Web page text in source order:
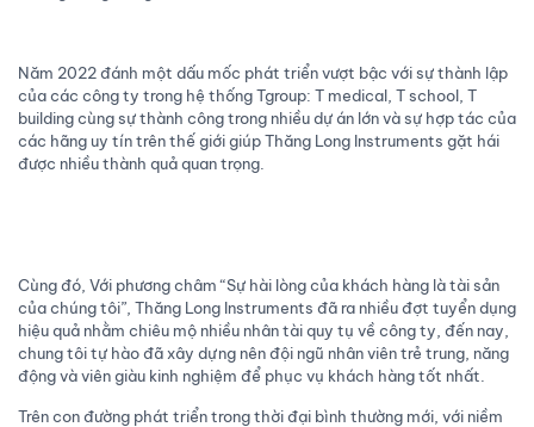
Năm 2022 đánh một dấu mốc phát triển vượt bậc với sự thành lập
của các công ty trong hệ thống Tgroup: T medical, T school, T
building cùng sự thành công trong nhiều dự án lớn và sự hợp tác của
các hãng uy tín trên thế giới giúp Thăng Long Instruments gặt hái
được nhiều thành quả quan trọng.
Cùng đó, Với phương châm “Sự hài lòng của khách hàng là tài sản
của chúng tôi”, Thăng Long Instruments đã ra nhiều đợt tuyển dụng
hiệu quả nhằm chiêu mộ nhiều nhân tài quy tụ về công ty, đến nay,
chung tôi tự hào đã xây dựng nên đội ngũ nhân viên trẻ trung, năng
động và viên giàu kinh nghiệm để phục vụ khách hàng tốt nhất.
Trên con đường phát triển trong thời đại bình thường mới, với niềm